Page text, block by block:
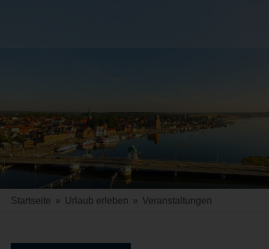
Startseite » Urlaub erleben » Veranstaltungen